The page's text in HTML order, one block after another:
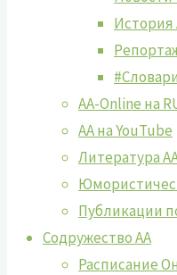
История
AA-Online на
АA на YouTube
Литература
Публикации
Содружество АА
Расписание